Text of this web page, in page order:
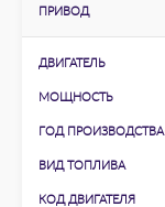
ПРИВОД
ДВИГАТЕЛЬ
МОЩНОСТЬ
ГОД ПРОИЗВОДСТВА
ВИД ТОПЛИВА
КОД ДВИГАТЕЛЯ